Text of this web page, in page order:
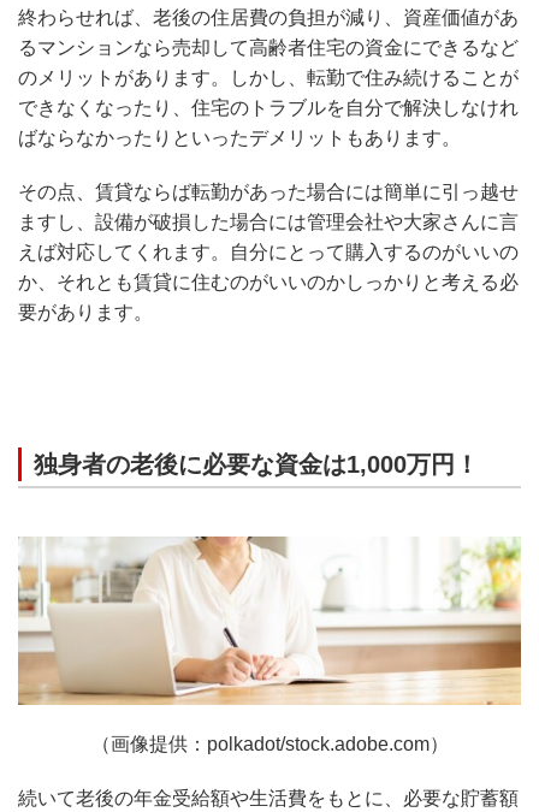
終わらせれば、老後の住居費の負担が減り、資産価値があ
るマンションなら売却して高齢者住宅の資金にできるなど
のメリットがあります。しかし、転勤で住み続けることが
できなくなったり、住宅のトラブルを自分で解決しなけれ
ばならなかったりといったデメリットもあります。
その点、賃貸ならば転勤があった場合には簡単に引っ越せ
ますし、設備が破損した場合には管理会社や大家さんに言
えば対応してくれます。自分にとって購入するのがいいの
か、それとも賃貸に住むのがいいのかしっかりと考える必
要があります。
独身者の老後に必要な資金は1,000万円！
（画像提供：polkadot/stock.adobe.com）
続いて老後の年金受給額や生活費をもとに、必要な貯蓄額